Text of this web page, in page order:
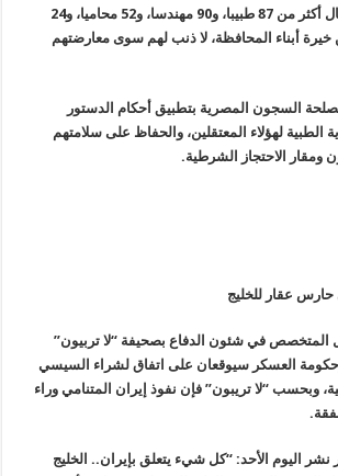
ولفت المركز إلى اعتقال أكثر من 87 طبيبا، و90 مهندسا، و52 محاميا، و24
خيرة أبناء المحافظة، لا ذنب لهم سوى معارضتهم
السجون المصرية بتطبيق أحكام الدستور
الطبية لهؤلاء المعتقلين، والحفاظ على سلامتهم
الاحتجاز الشرطية.
عقار للخليج
المتخصص في شئون الدفاع بصحيفة “لا تربيون”
العسكر سيوقعان على اتفاق لشراء السيسي
وبحسب “لا تريبون” فإن نفوذ إيران المتنامي وراء
اليوم الأحد: “كل شيء يتعلق بإيران.. الخليج